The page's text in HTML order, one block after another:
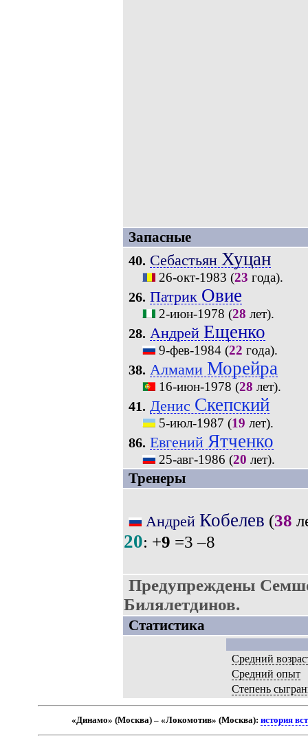
Запасные
40. Себастьян Хуцан
26-окт-1983 (23 года).
26. Патрик Овие
2-июн-1978 (28 лет).
28. Андрей Ещенко
9-фев-1984(22 года).
38. Алмами Морейра
16-июн-1978 (28 лет).
41. Денис Скепский
5-июл-1987 (19 лет).
86. Евгений Ятченко
25-авг-1986 (20 лет).
Тренеры
Андрей Кобелев (38
20: +9 =3 –8
Предупреждены
Билялетдинов.
Статистика
Средний
Средний опыт
Степень
«Динамо» (Москва) – «Локомотив» (Москва):история